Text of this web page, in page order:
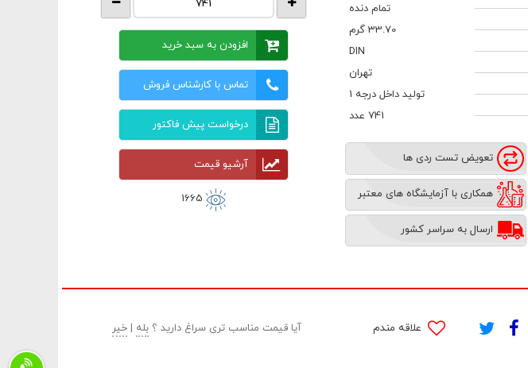
تمام دنده
33.70 گرم
DIN
تهران
تولید داخل درجه 1
741 عدد
تعویض تست ردی ها
همکاری با آزمایشگاه های معتبر
ارسال به سراسر کشور
افزودن به سبد خرید
تماس با کارشناس فروش
درخواست پیش فاکتور
آرشیو قیمت
1665
علاقه مندم آیا قیمت مناسب تری سراغ دارید ؟ بله |خیر